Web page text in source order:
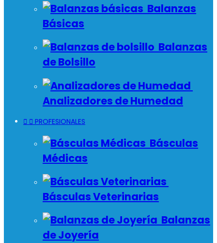
Balanzas
Básicas
Balanzas
de Bolsillo
Analizadores de Humedad
  PROFESIONALES
Básculas
Médicas
Básculas Veterinarias
Balanzas
de Joyería